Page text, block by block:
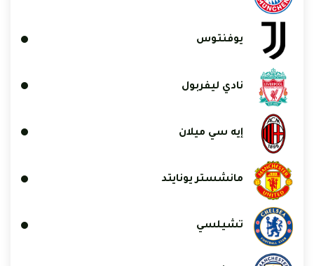
يوفنتوس
نادي ليفربول
إيه سي ميلان
مانشستر يونايتد
تشيلسي